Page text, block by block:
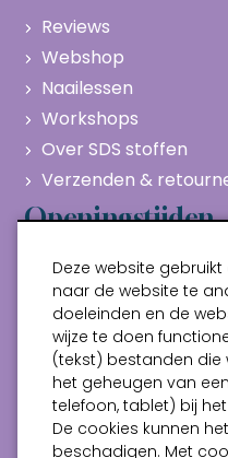
Reviews
Webshop
Naailessen
Workshops
Over SDS stoffen
Verzenden &
Openingstijden
Maandag
Gesloten
Dinsdag
10:00 -
Woensdag
10:00 -
Donderdag
10:00 -
Vrijdag
10:00 -
Zaterdag
10:00 -
Deze website
naar de website te
doeleinden en de
wijze te doen
(tekst) bestanden die
het geheugen van
telefoon, tablet) bij
De cookies kunnen
beschadigen. Met